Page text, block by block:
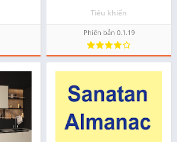
Tiêu khiển
Phiên bản 0.1.19